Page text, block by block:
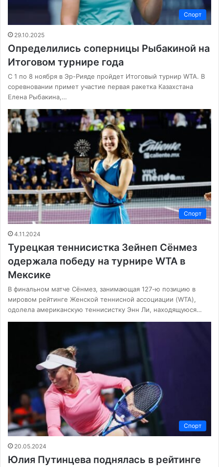
Спорт
29.10.2025
Определились соперницы Рыбакиной на
Итоговом турнире года
С 1 по 8 ноября в Эр-Рияде пройдет Итоговый турнир WTA. В
соревновании примет участие первая ракетка Казахстана
Елена Рыбакина,…
Спорт
4.11.2024
Турецкая теннисистка Зейнеп Сёнмез
одержала победу на турнире WTA в
Мексике
В финальном матче Сёнмез, занимающая 127-ю позицию в
мировом рейтинге Женской теннисной ассоциации (WTA),
одолела американскую теннисистку Энн Ли, находящуюся…
Спорт
20.05.2024
Юлия Путинцева поднялась в рейтинге